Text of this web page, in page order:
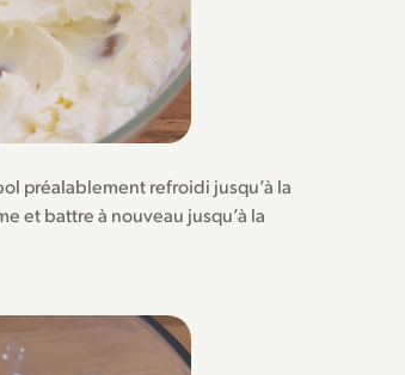
préalablement refroidi jusqu’à la
et battre à nouveau jusqu’à la